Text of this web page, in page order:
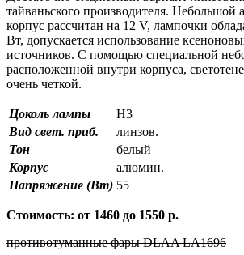
тайваньского производителя.
корпус рассчитан на 12 V, лампочки
Вт, допускается использование
источников. С помощью специальной
расположенной внутри корпуса,
очень четкой.
Цоколь лампы
H3
Вид свет. приб.
линзов.
Тон
белый
Корпус
алюмин.
Напряжение (Вт) 55
Стоимость: от 1460 до 1550 р.
противотуманные фары DLAA LA1696